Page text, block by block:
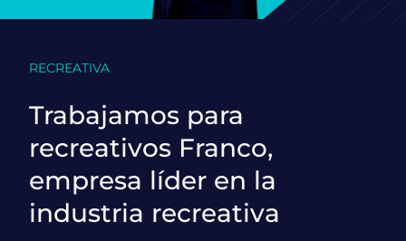
RECREATIVA
Trabajamos para
recreativos Franco,
empresa líder en la
industria recreativa